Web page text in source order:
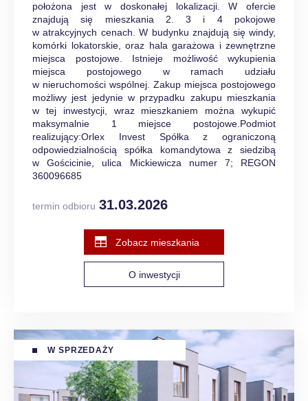
położona jest w doskonałej lokalizacji. W ofercie
znajdują się mieszkania 2. 3 i 4 pokojowe
w atrakcyjnych cenach. W budynku znajdują się windy,
komórki lokatorskie, oraz hala garażowa i zewnętrzne
miejsca postojowe. Istnieje możliwość wykupienia
miejsca postojowego w ramach udziału
w nieruchomości wspólnej. Zakup miejsca postojowego
możliwy jest jedynie w przypadku zakupu mieszkania
w tej inwestycji, wraz mieszkaniem można wykupić
maksymalnie 1 miejsce postojowe.Podmiot
realizujący:Orlex Invest Spółka z ograniczoną
odpowiedzialnością spółka komandytowa z siedzibą
w Gościcinie, ulica Mickiewicza numer 7; REGON
360096685
termin odbioru 31.03.2026
Zobacz mieszkania
O inwestycji
W SPRZEDAŻY